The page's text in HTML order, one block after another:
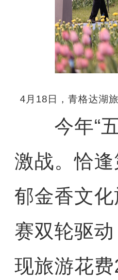
4月18日，青格达湖
今年“五
激战。恰
郁金香文
赛双轮驱
现旅游花